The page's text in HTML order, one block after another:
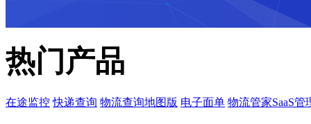
热门产品
在途监控 快递查询 物流查询地图版 电子面单 物流管家SaaS管